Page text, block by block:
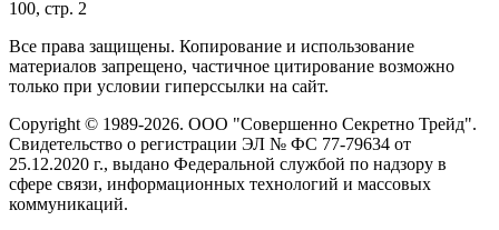
100, стр. 2
Все права защищены. Копирование и использование
материалов запрещено, частичное цитирование возможно
только при условии гиперссылки на сайт.
Copyright © 1989-2026. ООО "Совершенно Секретно Трейд".
Свидетельство о регистрации ЭЛ № ФС 77-79634 от
25.12.2020 г., выдано Федеральной службой по надзору в
сфере связи, информационных технологий и массовых
коммуникаций.